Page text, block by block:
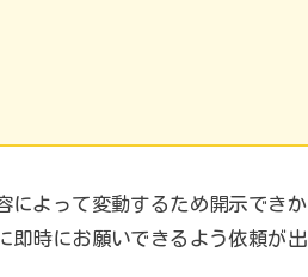
によって変動するため開示できか
即時にお願いできるよう依頼が出